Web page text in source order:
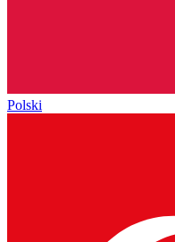
Polski